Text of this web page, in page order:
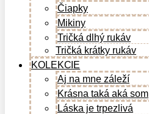
Čiapky
Mikiny
Tričká dlhý rukáv
Tričká krátky rukáv
KOLEKCIE
Aj na mne záleží
Krásna taká aká som
Láska je trpezlivá